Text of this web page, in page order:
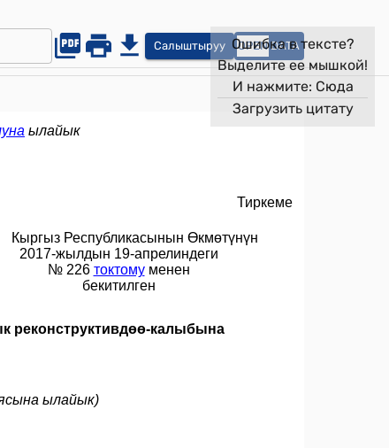
Салыштыруу OPEN DATA
Ошибка в тексте?
Выделите ее мышкой!
И нажмите: Сюда
Загрузить цитату